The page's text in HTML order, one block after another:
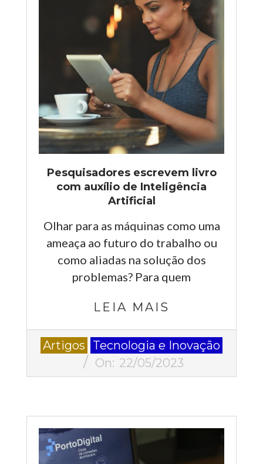
Pesquisadores escrevem livro
com auxílio de Inteligência
Artificial
Olhar para as máquinas como uma
ameaça ao futuro do trabalho ou
como aliadas na solução dos
problemas? Para quem
LEIA MAIS
2023-
05-
Artigos
Tecnologia e Inovação
On: 22/05/2023